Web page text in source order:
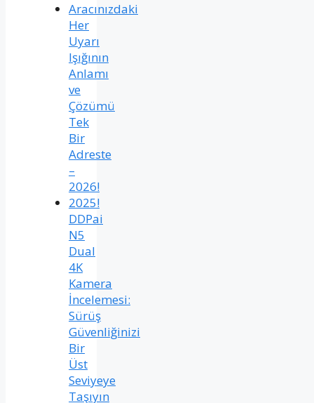
Aracınızdaki
Her
Uyarı
Işığının
Anlamı
ve
Çözümü
Tek
Bir
Adreste
–
2026!
2025!
DDPai
N5
Dual
4K
Kamera
İncelemesi:
Sürüş
Güvenliğinizi
Bir
Üst
Seviyeye
Taşıyın